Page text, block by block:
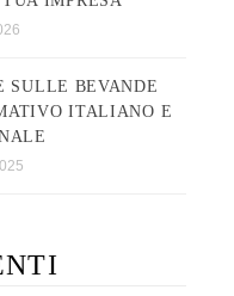
SULLE BEVANDE
ITALIANO E